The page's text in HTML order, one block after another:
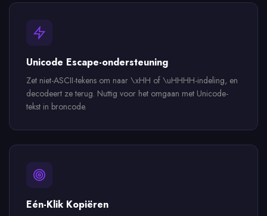
Unicode Escape-ondersteuning
Zet niet-ASCII-tekens om naar \xHH of \uHHHH-indeling, en
decodeert ze terug. Nuttig voor het omgaan met Unicode-
tekst in broncode.
Eén-Klik Kopiëren